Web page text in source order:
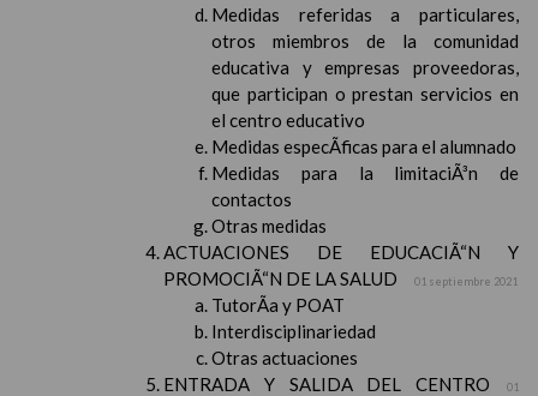
Medidas referidas a particulares,
otros miembros de la comunidad
educativa y empresas proveedoras,
que participan o prestan servicios en
el centro educativo
Medidas especÃ­ficas para el alumnado
Medidas para la limitaciÃ³n de
contactos
Otras medidas
ACTUACIONES DE EDUCACIÃ“N Y
PROMOCIÃ“N DE LA SALUD
01 septiembre 2021
TutorÃ­a y POAT
Interdisciplinariedad
Otras actuaciones
ENTRADA Y SALIDA DEL CENTRO
01